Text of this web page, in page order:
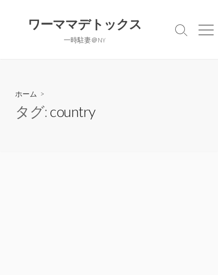
ワーママデトックス
一時駐妻＠NY
検
メ
ホーム >
タグ:country